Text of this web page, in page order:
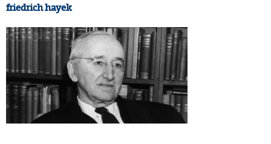
friedrich hayek